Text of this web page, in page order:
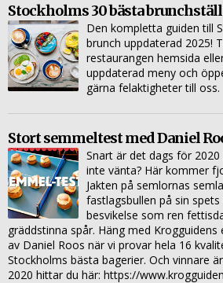
Stockholms 30 bästa
Den kompletta guiden till
brunch uppdaterad 2025!
restaurangen hemsida
uppdaterad meny och
gärna felaktigheter till oss.
Stort semmeltest med Daniel
Snart är det dags för
inte vänta? Här kommer
Jakten på semlornas
fastlagsbullen på sin
besvikelse som ren
gräddstinna spår. Häng med
av Daniel Roos när vi provar hela 16
Stockholms bästa bagerier. Och vinnare
2020 hittar du här: https://